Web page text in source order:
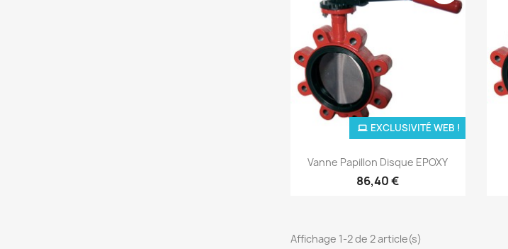
Aperçu rapide
Vanne Papillon Disque EPOXY
86,40 €
EXCLUSIVITÉ WEB !
Affichage 1-2 de 2 article(s)